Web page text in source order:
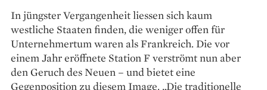
In jüngster Vergangenheit liessen sich kaum
westliche Staaten finden, die weniger offen für
Unternehmer­­tum waren als Frankreich. Die vor
einem Jahr eröffnete Station F verströmt nun aber
den Geruch des Neuen – und bietet eine
Gegenposition zu diesem Image. „Die traditio­nelle